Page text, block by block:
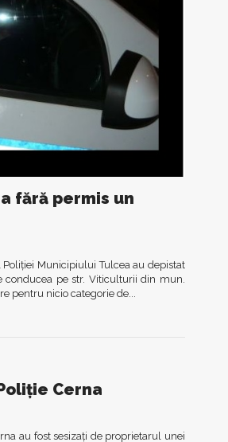
fără permis un
Municipiului Tulcea au depistat
pe str. Viticulturii din mun.
pentru nicio categorie de...
Cerna
au fost sesizați de proprietarul unei